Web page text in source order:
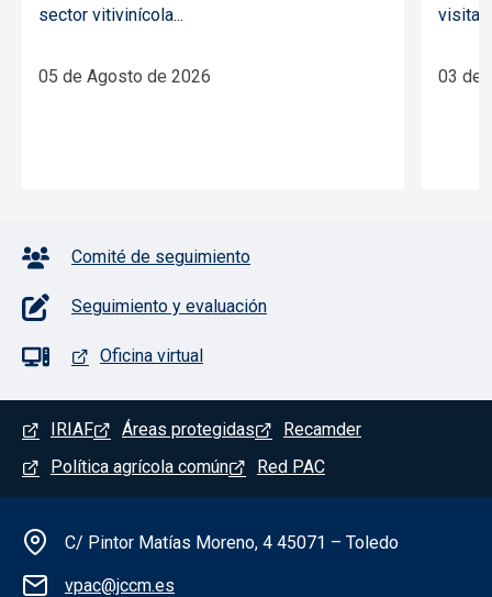
sector vitivinícola...
05 de Agosto de 2026 03 de
Pie de página con iconos
Comité de seguimiento
Seguimiento y evaluación
Oficina virtual
Menú del pie
IRIAF Áreas protegidas
Recamder
Política agrícola común
Red PAC
Información de la institución
C/ Pintor Matías Moreno, 4 45071 – Toledo
vpac@jccm.es